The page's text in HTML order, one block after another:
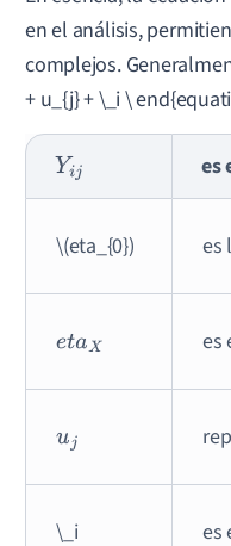
en el análisis,
complejos.
+ u_{j} + \_i \
Yij es
\(eta_{0}) es
etaX es
uj
\_i es